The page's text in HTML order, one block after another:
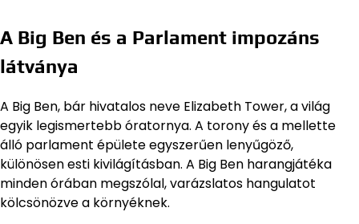
A Big Ben és a Parlament impozáns
látványa
A Big Ben, bár hivatalos neve Elizabeth Tower, a világ
egyik legismertebb óratornya. A torony és a mellette
álló parlament épülete egyszerűen lenyűgöző,
különösen esti kivilágításban. A Big Ben harangjátéka
minden órában megszólal, varázslatos hangulatot
kölcsönözve a környéknek.